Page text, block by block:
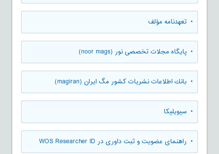
• تعهدنامه مؤلف
• پایگاه مجلات تخصصی نور (noor mags)
• بانك اطلاعات نشريات كشور مگ ايران (magiran)
• سیویلیکا
• راهنمای عضویت و ثبت داوری در WOS Researcher ID